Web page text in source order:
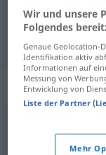
geringer
pomniejszy
Wir und unsere
Folgendes
Genaue Geolocation-
Identifikation aktiv
Informationen auf
Messung von
Entwicklung von
Liste der Partner
Mehr